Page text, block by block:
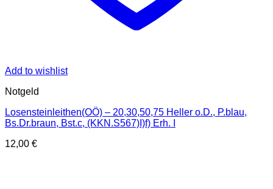
Add to wishlist
Notgeld
Losensteinleithen(OÖ) – 20,30,50,75 Heller o.D., P.blau,
Bs.Dr.braun, Bst.c, (KKN.S567)I)f) Erh. I
12,00 €